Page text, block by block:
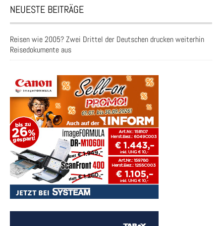
NEUESTE BEITRÄGE
Reisen wie 2005? Zwei Drittel der Deutschen drucken weiterhin
Reisedokumente aus